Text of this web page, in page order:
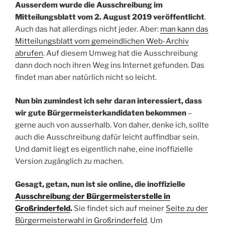
Ausserdem wurde die Ausschreibung im
Mitteilungsblatt vom 2. August 2019 veröffentlicht.
Auch das hat allerdings nicht jeder. Aber: man kann das
Mitteilungsblatt vom gemeindlichen Web-Archiv
abrufen. Auf diesem Umweg hat die Ausschreibung
dann doch noch ihren Weg ins Internet gefunden. Das
findet man aber natürlich nicht so leicht.
Nun bin zumindest ich sehr daran interessiert, dass
wir gute Bürgermeisterkandidaten bekommen –
gerne auch von ausserhalb. Von daher, denke ich, sollte
auch die Ausschreibung dafür leicht auffindbar sein.
Und damit liegt es eigentlich nahe, eine inoffizielle
Version zugänglich zu machen.
Gesagt, getan, nun ist sie online, die inoffizielle
Ausschreibung der Bürgermeisterstelle in
Großrinderfeld. Sie findet sich auf meiner Seite zu der
Bürgermeisterwahl in Großrinderfeld. Um